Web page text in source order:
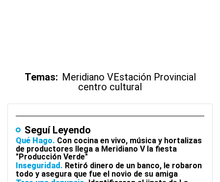
Temas: Meridiano VEstación Provincial
centro cultural
Seguí Leyendo
Qué Hago Con cocina en vivo, música y hortalizas
de productores llega a Meridiano V la fiesta
"Producción Verde"
Inseguridad
Retiró dinero de un banco, le robaron
todo y asegura que fue el novio de su amiga